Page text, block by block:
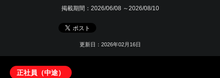
掲載期間： 2026/06/08 ～2026/08/10
更新日：2026年02月16日
正社員（中途）